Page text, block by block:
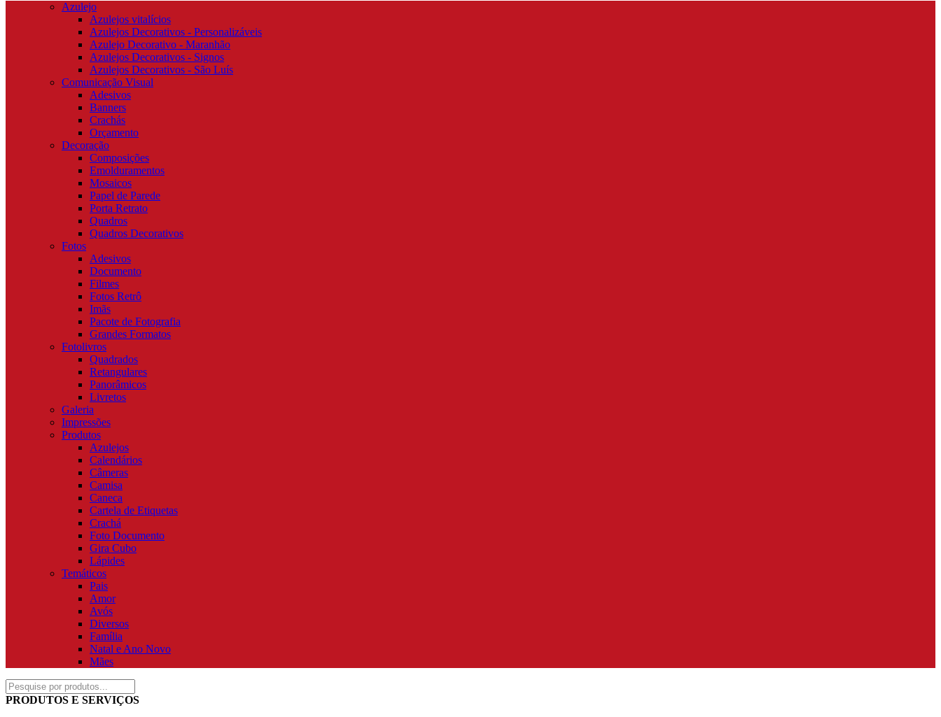
Azulejo
Azulejos vitalícios
Azulejos Decorativos - Personalizáveis
Azulejo Decorativo - Maranhão
Azulejos Decorativos - Signos
Azulejos Decorativos - São Luís
Comunicação Visual
Adesivos
Banners
Crachás
Orçamento
Decoração
Composições
Emolduramentos
Mosaicos
Papel de Parede
Porta Retrato
Quadros
Quadros Decorativos
Fotos
Adesivos
Documento
Filmes
Fotos Retrô
Imãs
Pacote de Fotografia
Grandes Formatos
Fotolivros
Quadrados
Retangulares
Panorâmicos
Livretos
Galeria
Impressões
Produtos
Azulejos
Calendários
Câmeras
Camisa
Caneca
Cartela de Etiquetas
Crachá
Foto Documento
Gira Cubo
Lápides
Temáticos
Pais
Amor
Avós
Diversos
Família
Natal e Ano Novo
Mães
PRODUTOS E SERVIÇOS